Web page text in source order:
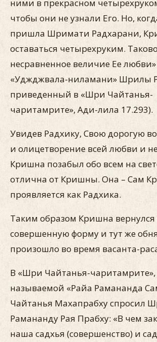
ними в прекрасном
чтобы они не узнали Его. Но,
пришла Шримати Радхарани,
оставаться четырехруким. Таково
несравненное величие Ее любви»
«Уджджвала-ниламани» Шрилы
приведенный в «Шри Чайтанья-
чаритамрите», Ади-лила 17.293).
Увидев Радхику, Свою дорогую
и олицетворение всей любви и
Кришна позабыл обо всем на
отлична от Кришны. Она – Сам
проявляется как Радхика.
Таким образом Кришна
совершенную форму и тут же
произошло во время васанта-
В «Шри Чайтанья-чаритамрите»,
называемой «Райа Рамананда
Чайтанья Махапрабху спросил
Рамананду Рая Прабху: «В чем
наша садхья (совершенство) и